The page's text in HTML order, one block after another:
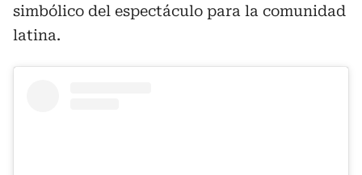
simbólico del espectáculo para la comunidad
latina.